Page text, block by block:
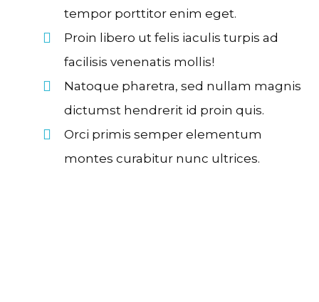
tempor porttitor enim eget.
Proin libero ut felis iaculis turpis ad
facilisis venenatis mollis!
Natoque pharetra, sed nullam magnis
dictumst hendrerit id proin quis.
Orci primis semper elementum
montes curabitur nunc ultrices.